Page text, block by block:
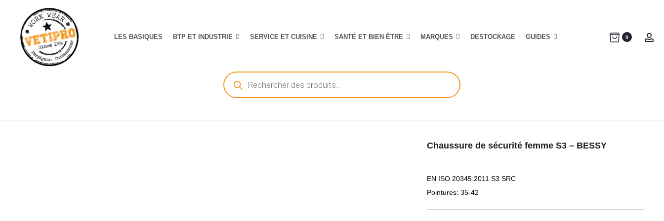
LES BASIQUES BTP ET INDUSTRIE SERVICE ET CUISINE SANTÉ ET BIEN ÊTRE MARQUES DESTOCKAGE GUIDES 0
Recherche
de
produits
Chaussure de sécurité femme S3 – BESSY
EN ISO 20345:2011 S3 SRC
Pointures: 35-42